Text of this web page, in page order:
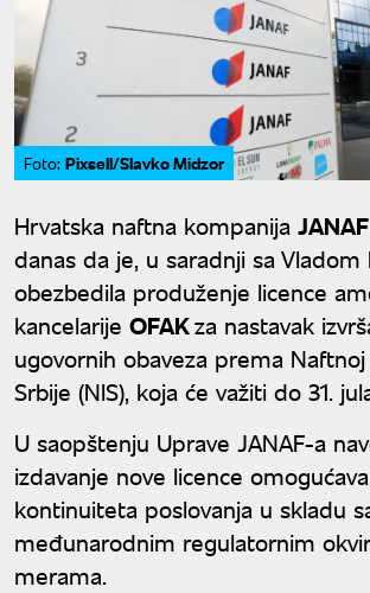
Foto: Pixsell/Slavko Midzor
Hrvatska naftna kompanija JANAF
danas da je, u saradnji sa Vladom
obezbedila produženje licence
kancelarije OFAKza nastavak
ugovornih obaveza prema
Srbije (NIS), koja će važiti do 31.
U saopštenju Uprave JANAF-a
izdavanje nove licence
kontinuiteta poslovanja u skladu
međunarodnim regulatornim
merama.